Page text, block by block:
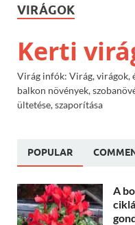
VIRÁGOK
Kerti
Virág infók: Virág, virágok,
balkon növények,
ültetése, szaporítása
POPULAR
A